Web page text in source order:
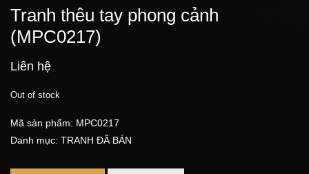
Tranh thêu tay phong cảnh
(MPC0217)
Liên hệ
Out of stock
Mã sản phẩm: MPC0217
Danh mục: TRANH ĐÃ BÁN